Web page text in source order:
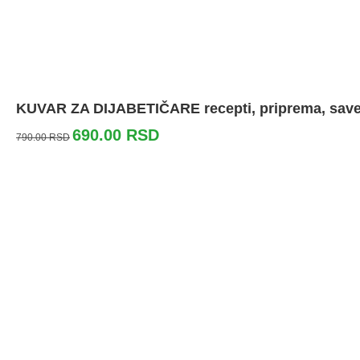
KUVAR ZA DIJABETIČARE recepti, priprema,
790.00RSD 690.00 RSD